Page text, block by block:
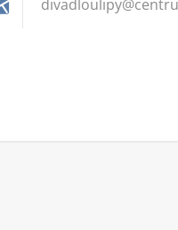
divadloulipy@cen